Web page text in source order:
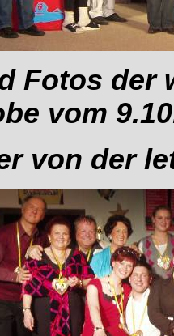
Fotos der
vom
von der